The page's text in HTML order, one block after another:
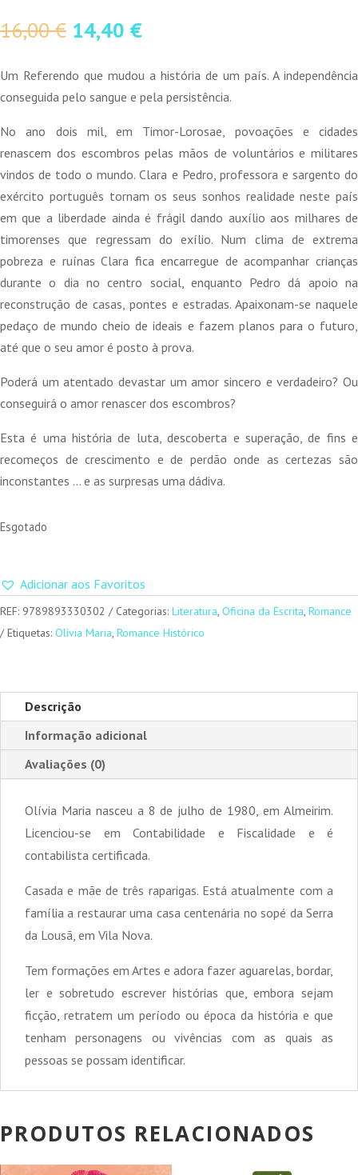
16,00€ O
original
era:
14,40 €O
atual
é:
Um Referendo que mudou a história de um país. A independência
conseguida pelo sangue e pela persistência.
No ano dois mil, em Timor-Lorosae, povoações e cidades
renascem dos escombros pelas mãos de voluntários e militares
vindos de todo o mundo. Clara e Pedro, professora e sargento do
exército português tornam os seus sonhos realidade neste país
em que a liberdade ainda é frágil dando auxílio aos milhares de
timorenses que regressam do exílio. Num clima de extrema
pobreza e ruínas Clara fica encarregue de acompanhar crianças
durante o dia no centro social, enquanto Pedro dá apoio na
reconstrução de casas, pontes e estradas. Apaixonam-se naquele
pedaço de mundo cheio de ideais e fazem planos para o futuro,
até que o seu amor é posto à prova.
Poderá um atentado devastar um amor sincero e verdadeiro? Ou
conseguirá o amor renascer dos escombros?
Esta é uma história de luta, descoberta e superação, de fins e
recomeços de crescimento e de perdão onde as certezas são
inconstantes … e as surpresas uma dádiva.
Esgotado
Adicionar aos Favoritos
REF: 9789893330302 Categorias: Literatura Oficina da Escrita Romance
Etiquetas: Olívia Maria Romance Histórico
Descrição
Informação adicional
Avaliações (0)
Olívia Maria nasceu a 8 de julho de 1980, em Almeirim.
Licenciou-se em Contabilidade e Fiscalidade e é
contabilista certificada.
Casada e mãe de três raparigas. Está atualmente com a
família a restaurar uma casa centenária no sopé da Serra
da Lousã, em Vila Nova.
Tem formações em Artes e adora fazer aguarelas, bordar,
ler e sobretudo escrever histórias que, embora sejam
ficção, retratem um período ou época da história e que
tenham personagens ou vivências com as quais as
pessoas se possam identificar.
PRODUTOS RELACIONADOS